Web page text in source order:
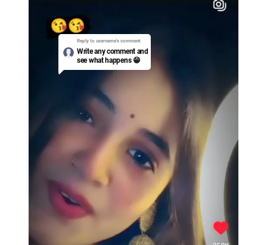
Reply to username's comment
Write any comment and
see what happens 😁